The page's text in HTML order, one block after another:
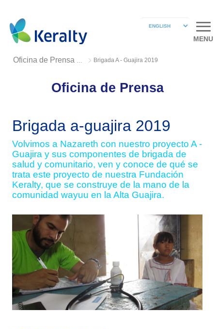
MENU
Oficina de Prensa 2019 Brigada A - Guajira 2019
Oficina de Prensa
Brigada a-guajira 2019
Volvimos a Nazareth con nuestro proyecto A -
Guajira y sus componentes de brigada de
salud y comunitario, ven y conoce de qué se
trata este proyecto de nuestra Fundación
Keralty, que se construye de la mano de la
comunidad wayuu en la Alta Guajira.